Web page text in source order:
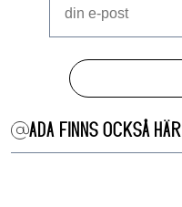
ADA FINNS OCKSÅ HÄR